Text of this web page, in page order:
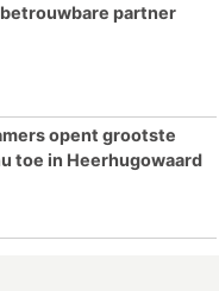
betrouwbare partner
opent grootste
toe in Heerhugowaard